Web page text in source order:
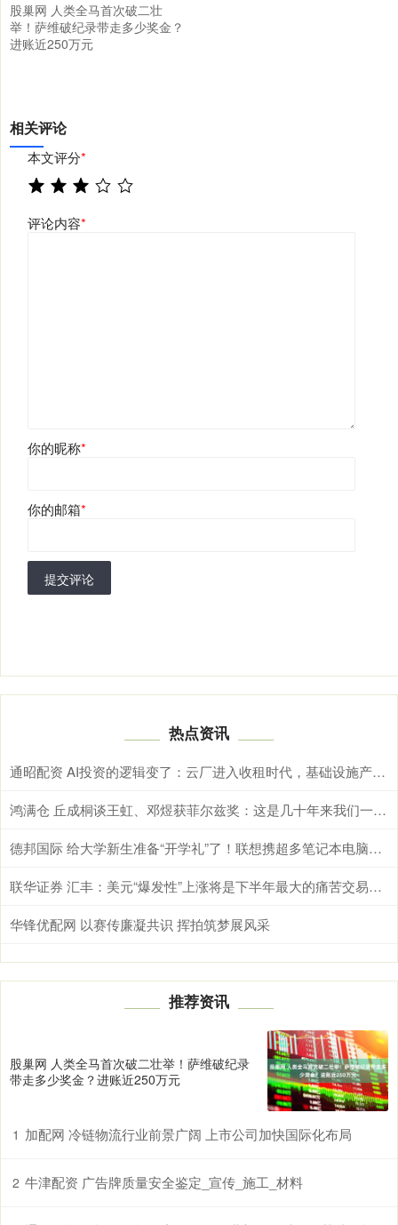
股巢网 人类全马首次破二壮
举！萨维破纪录带走多少奖金？
进账近250万元
相关评论
本文评分*
评论内容*
你的昵称*
你的邮箱*
提交评论
热点资讯
通昭配资 AI投资的逻辑变了：云厂进入收租时代，基础设施产业链承压
鸿满仓 丘成桐谈王虹、邓煜获菲尔兹奖：这是几十年来我们一直期盼实现的愿望
德邦国际 给大学新生准备“开学礼”了！联想携超多笔记本电脑亮相BW2026
联华证券 汇丰：美元“爆发性”上涨将是下半年最大的痛苦交易之一
华锋优配网 以赛传廉凝共识 挥拍筑梦展风采
推荐资讯
股巢网 人类全马首次破二壮举！萨维破纪录
带走多少奖金？进账近250万元
1 加配网 冷链物流行业前景广阔 上市公司加快国际化布局
2 牛津配资 广告牌质量安全鉴定_宣传_施工_材料